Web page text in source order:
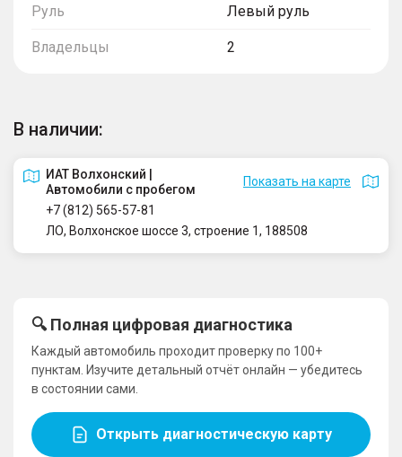
Руль Левый руль
Владельцы 2
В наличии:
ИАТ Волхонский |
Автомобили с пробегом
Показать на карте
+7 (812) 565-57-81
ЛО, Волхонское шоссе 3, строение 1, 188508
🔍 Полная цифровая диагностика
Каждый автомобиль проходит проверку по 100+
пунктам. Изучите детальный отчёт онлайн — убедитесь
в состоянии сами.
Открыть диагностическую карту